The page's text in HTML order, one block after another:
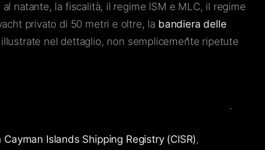
natante, la fiscalità, il regime ISM e MLC, il regime
privato di 50 metri e oltre, la bandiera delle
nel dettaglio, non semplicemente ripetute
Cayman Islands Shipping Registry (CISR),